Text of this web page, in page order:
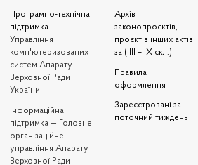
Програмно-технічна
підтримка —
Управління
комп'ютеризованих
систем Апарату
Верховної Ради
України
Iнформаційна
підтримка — Головне
організаційне
управління Апарату
Верховної Ради
Архів
законопроєктів,
проєктів інших актів
за ( III – IX скл.)
Правила
оформлення
Зареєстровані за
поточний тиждень